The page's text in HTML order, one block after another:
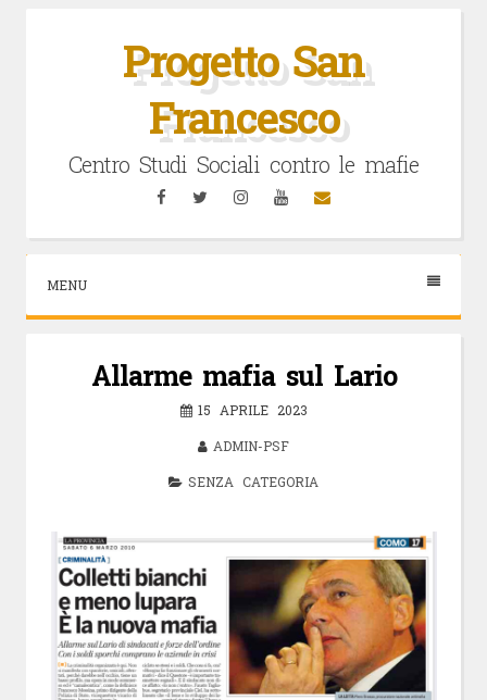
Progetto San
Francesco
Centro Studi Sociali contro le mafie
FacebookTwitterInstagramYouTubeEmail
MENU
Allarme mafia sul Lario
15 APRILE 2023
ADMIN-PSF
SENZA CATEGORIA